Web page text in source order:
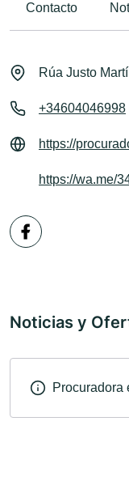
Contacto
Rúa Justo
+34604046998
https://
https://wa.me/
Noticias y
Procuradora